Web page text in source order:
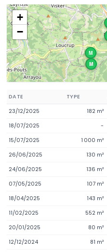
DATE TYPE
23/12/2025
182 m²
18/07/2025
-
15/07/2025
1 000 m²
26/06/2025
130 m²
24/06/2025
136 m²
07/05/2025
107 m²
18/04/2025
143 m²
11/02/2025
552 m²
20/01/2025
80 m²
12/12/2024
81 m²
M
M
+
−